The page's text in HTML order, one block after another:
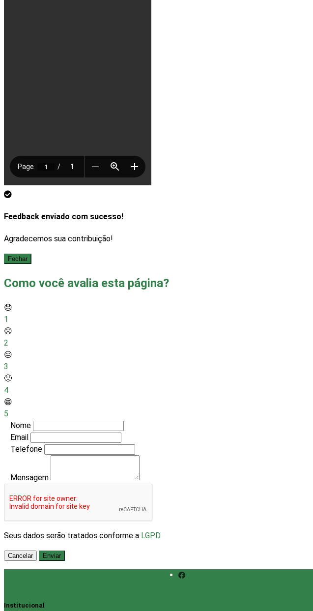
Feedback enviado com sucesso!
Agradecemos sua contribuição!
Fechar
Como você avalia esta página?
😞
1
☹️
2
😐
3
🙂
4
😁
5
Nome
Email
Telefone
Mensagem
Seus dados serão tratados conforme a LGPD.
Cancelar Enviar
Institucional